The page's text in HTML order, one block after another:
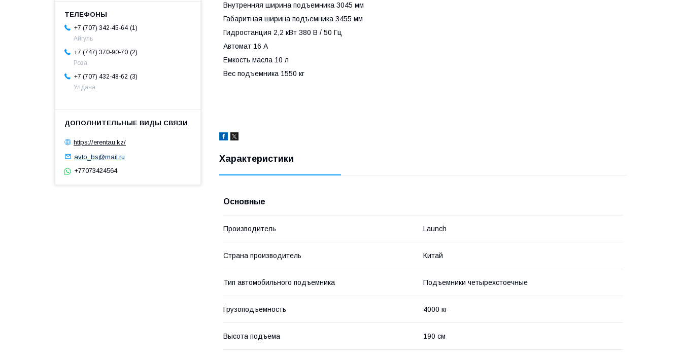
Внутренняя ширина подъемника 3045 мм
Габаритная ширина подъемника 3455 мм
Гидростанция 2,2 кВт 380 В / 50 Гц
Автомат 16 А
Емкость масла 10 л
Вес подъемника 1550 кг
Характеристики
Основные
Производитель Launch
Страна производитель Китай
Тип автомобильного подъемника Подъемники четырехстоечные
Грузоподъемность 4000 кг
Высота подъема 190 см
+7 (707) 342-45-64 1
Айгуль
+7 (747) 370-90-70 2
Роза
+7 (707) 432-48-62
3
Улдана
https://erentau.kz/
avto_bs@mail.ru
+77073424564